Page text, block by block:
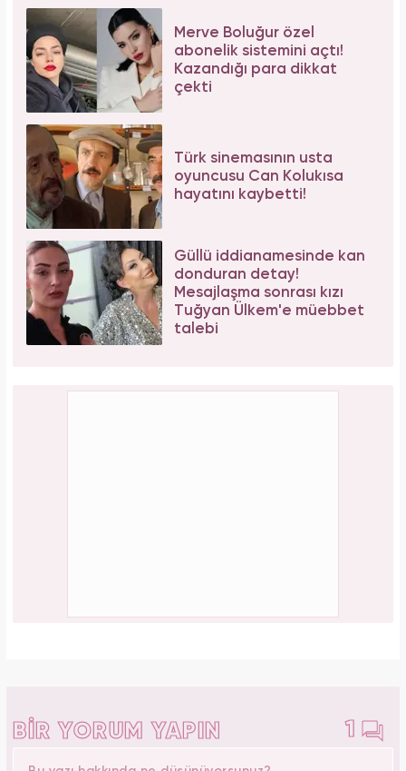
Merve Boluğur özel
abonelik sistemini açtı!
Kazandığı para dikkat
çekti
Türk sinemasının usta
oyuncusu Can Kolukısa
hayatını kaybetti!
Güllü iddianamesinde kan
donduran detay!
Mesajlaşma sonrası kızı
Tuğyan Ülkem'e müebbet
talebi
BİR YORUM YAPIN 1